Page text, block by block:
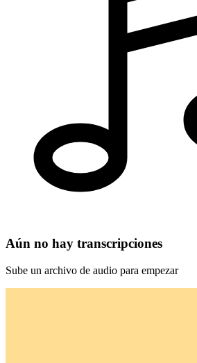
Aún no hay transcripciones
Sube un archivo de audio para empezar